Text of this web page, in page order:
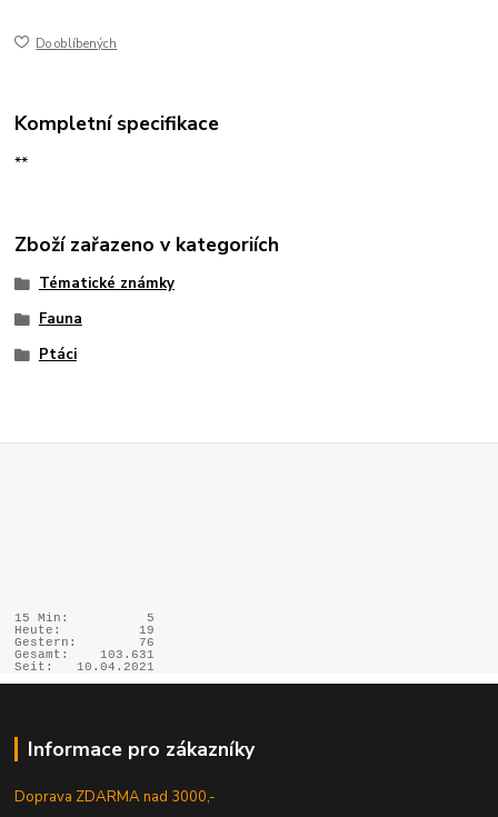
Do oblíbených
Kompletní specifikace
**
Zboží zařazeno v kategoriích
Tématické známky
Fauna
Ptáci
15 Min:
5
Heute:
19
Gestern:
76
Gesamt:
103.631
Seit:
10.04.2021
Informace pro zákazníky
Doprava ZDARMA nad 3000,-